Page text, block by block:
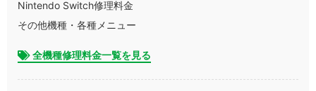
Nintendo Switch修理料金
その他機種・各種メニュー
全機種修理料金一覧を見る